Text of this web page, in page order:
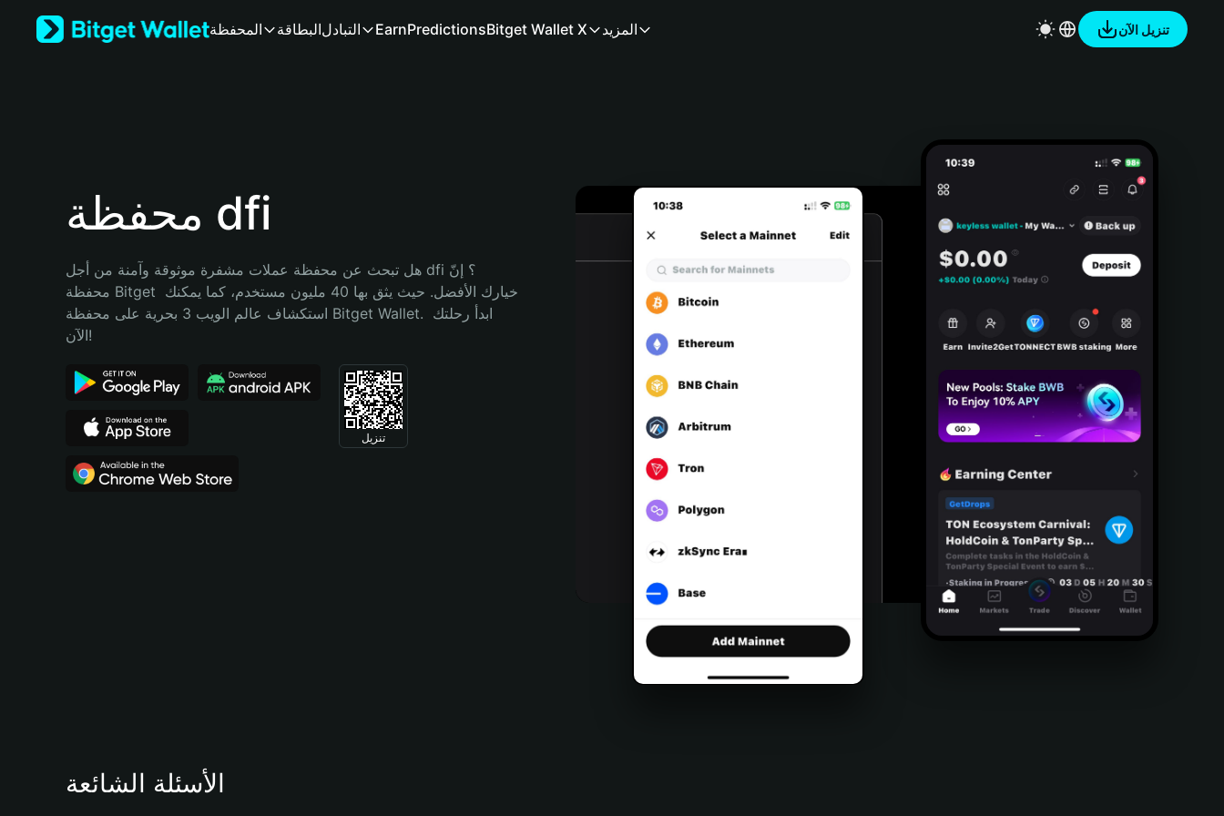
Bahasa Indonesia
Português (Brasil)
المحفظة البطاقةالتبادل EarnPredictionsBitget Wallet X المزيد تنزيل الآن
محفظة dfi
هل تبحث عن محفظة عملات مشفرة موثوقة وآمنة من أجل dfi؟ إنّ
محفظة Bitget خيارك الأفضل. حيث يثق بها 40 مليون مستخدم، كما يمكنك
استكشاف عالم الويب 3 بحرية على محفظة Bitget Wallet. ابدأ رحلتك
الآن!
تنزيل
الأسئلة الشائعة